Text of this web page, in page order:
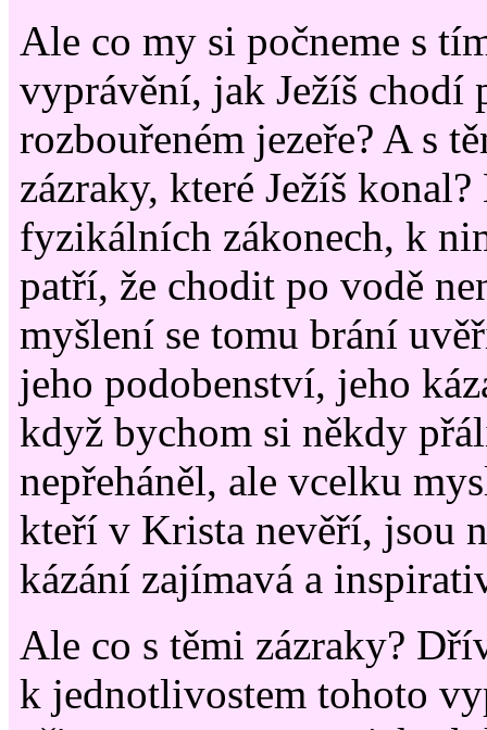
Ale co my si počneme s
vyprávění, jak Ježíš chodí
rozbouřeném jezeře? A s
zázraky, které Ježíš
fyzikálních zákonech, k
patří, že chodit po vodě
myšlení se tomu brání
jeho podobenství, jeho
když bychom si někdy
nepřeháněl, ale vcelku
kteří v Krista nevěří, jsou
kázání zajímavá a
Ale co s těmi zázraky?
k jednotlivostem tohoto